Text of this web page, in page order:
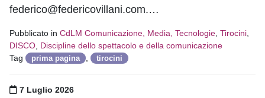
federico@federicovillani.com.…
Pubblicato in CdLM Comunicazione, Media, Tecnologie Tirocini
DISCO Discipline dello spettacolo e della comunicazione
Tag
prima pagina tirocini
Pubblicato il
7 Luglio 2026